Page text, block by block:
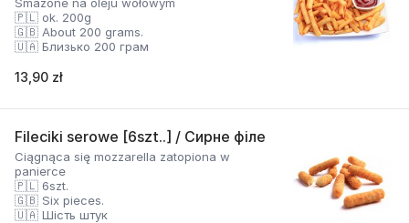
🇵🇱 ok. 200g
🇬🇧 About 200 grams.
🇺🇦 Близько 200 грам
13,90 zł
Fileciki serowe [6szt..] / Сирне філе
Ciągnąca się mozzarella zatopiona w
panierce
🇵🇱 6szt.
🇬🇧 Six pieces.
🇺🇦 Шість штук